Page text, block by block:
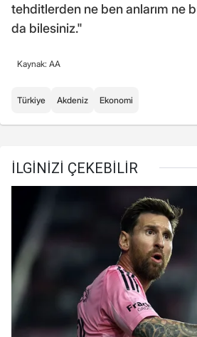
tehditlerden ne ben anlarım ne
da bilesiniz."
Kaynak: AA
Türkiye Akdeniz Ekonomi